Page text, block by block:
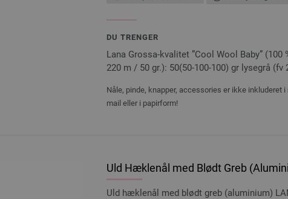
DU TRENGER
Lana Grossa-kvalitet ”Cool Wool Baby”
220 m / 50 gr.): 50(50-100-100) gr lysegrå
Nåle, pinde, knapper, accessories er ikke inkluderet
mail eller i papirform!
Uld Hæklenål med Blødt Greb
Uld hæklenål med blødt greb (aluminium)